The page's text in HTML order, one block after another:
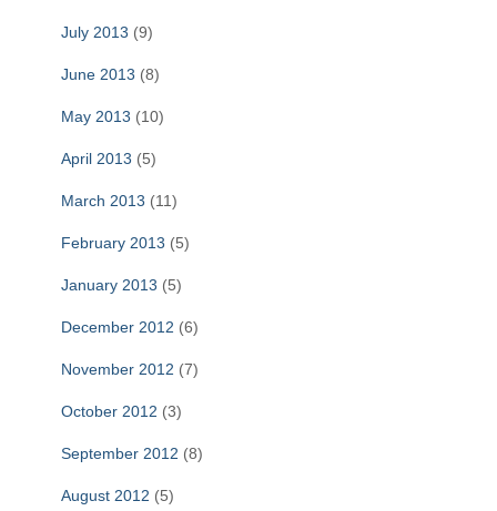
July 2013 (9)
June 2013 (8)
May 2013 (10)
April 2013 (5)
March 2013 (11)
February 2013 (5)
January 2013 (5)
December 2012 (6)
November 2012 (7)
October 2012 (3)
September 2012 (8)
August 2012 (5)